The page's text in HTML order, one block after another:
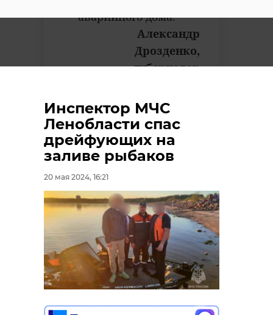
Инспектор МЧС
Ленобласти спас
дрейфующих на
заливе рыбаков
20 мая 2024, 16:21
аварийного дома.
Александр
Дрозденко,
губернатор
области
;прямая линия
александр дрозденко
Поделиться статьей: